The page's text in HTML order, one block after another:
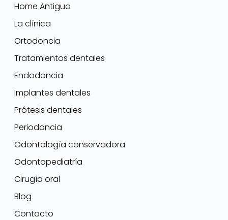
Home Antigua
La clínica
Ortodoncia
Tratamientos dentales
Endodoncia
Implantes dentales
Prótesis dentales
Periodoncia
Odontología conservadora
Odontopediatría
Cirugía oral
Blog
Contacto